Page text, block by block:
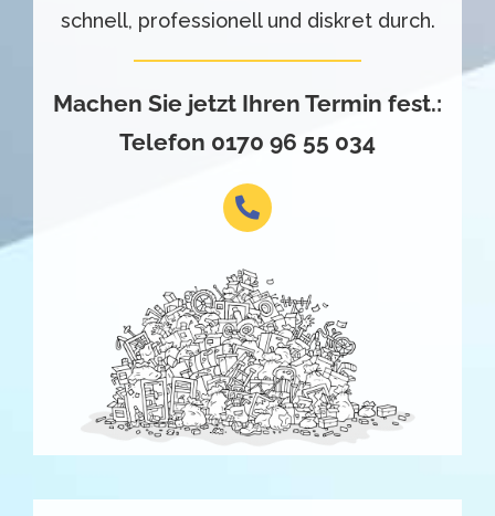
schnell, professionell und diskret durch.
Machen Sie jetzt Ihren Termin fest.:
Telefon 0170 96 55 034